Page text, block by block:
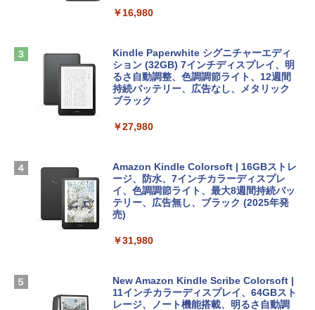
￥2,952
Apple 2026 MacBook Air M5チップ搭載
13インチノートブック：AIとApple Intell
igence、13.6インチLiquid Retinaディ
スプレイ、16GBユニファイドメモリ、1
TB SSDストレージ、12MPセンターフレ
D - シルバー
【Amazon.co.jp限定】 HP ノートパソコ
ン 15-fd 15.6インチ 16GBメモリ 512GB
SSD インテル Core 5
￥129,800
FMV ノートパソコン WE1-K3 (MS 365 P
ersonal/Copilotキー搭載/Win 11/15.6型/
Core i5/16GB/SSD 512GB/ホワイト) FM
4(最新 永続版)|オンラインコード版|Wind
ows11、10/mac対応|PC2台
￥39,582
Robloxギフトカード - 2,000 Robux 【限
ラインコード版
￥3,200
ト): Java & Bedrock Edition | オンライ
￥3,600
ClaudeCode いちばんやさしい 教科書:
にもKindle出版にも！ 非エンジニアのた
めのAIコーディング入門シリーズ
￥99
1冊ですべて身につくHTML & CSSとWe
￥1,292
FM TOWNS ハイパー・カタログ: 本体ハ
ェクトリストと最新エミュレータ紹介
￥16,980
Kindle Paperwhite シグニチャーエディ
ション (32GB) 7インチディスプレイ、明
るさ自動調整、色調調節ライト、12週間
持続バッテリー、広告なし、メタリック
ブラック
￥27,980
Amazon Kindle Colorsoft | 16GBストレ
ージ、防水、7インチカラーディスプレ
イ、色調調節ライト、最大8週間持続バッ
テリー、広告無し、ブラック (2025年発
売)
￥31,980
New Amazon Kindle Scribe Colorsoft |
11インチカラーディスプレイ、64GBスト
レージ、ノート機能搭載、明るさ自動調